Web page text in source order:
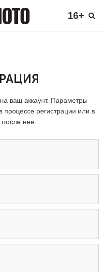
16+
ваш аккаунт. Параметры
процессе регистрации или в
нее.